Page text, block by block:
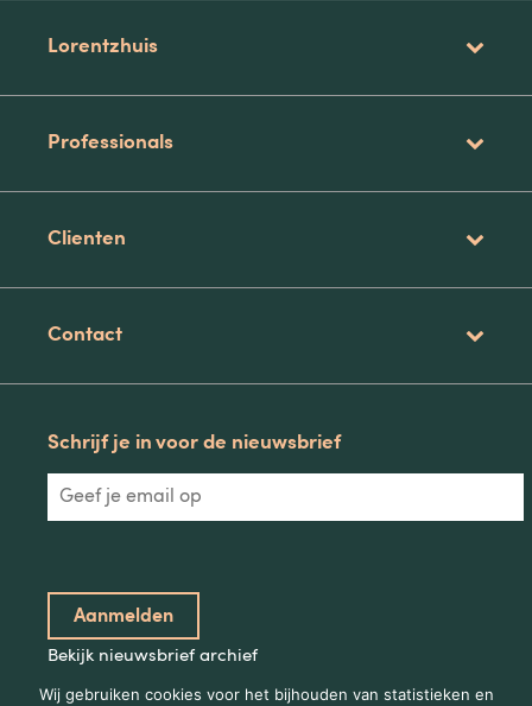
Lorentzhuis
Professionals
Clienten
Contact
Schrijf je in voor de nieuwsbrief
Bekijk nieuwsbrief archief
Wij gebruiken cookies voor het bijhouden van statistieken en